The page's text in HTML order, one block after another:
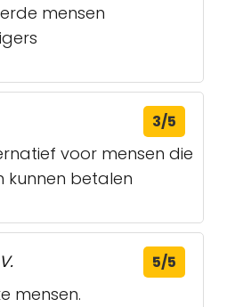
mensen
3/5
voor mensen die
kunnen betalen
5/5
mensen.